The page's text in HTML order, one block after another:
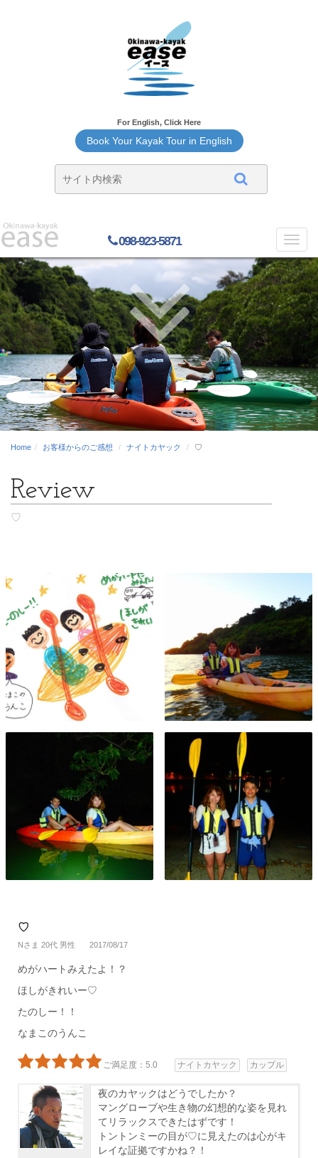
For English, Click Here
Book Your Kayak Tour in English
098-923-5871
Home お客様からのご感想 ナイトカヤック ♡
♡
♡
Nさま 20代 男性 2017/08/17
めがハートみえたよ！？
ほしがきれいー♡
たのしー！！
なまこのうんこ
ご満足度：5.0 ナイトカヤック カップル
夜のカヤックはどうでしたか？
マングローブや生き物の幻想的な姿を見れ
てリラックスできたはずです！
トントンミーの目が♡に見えたのは心がキ
レイな証拠ですかね？！